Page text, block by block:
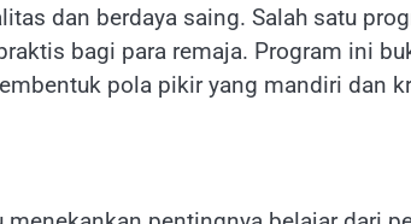
dan berdaya saing. Salah satu
bagi para remaja. Program ini
pola pikir yang mandiri dan